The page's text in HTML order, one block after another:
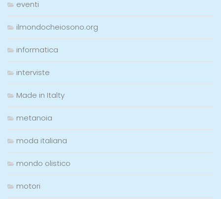
eventi
ilmondocheiosono.org
informatica
interviste
Made in Italty
metanoia
moda italiana
mondo olistico
motori